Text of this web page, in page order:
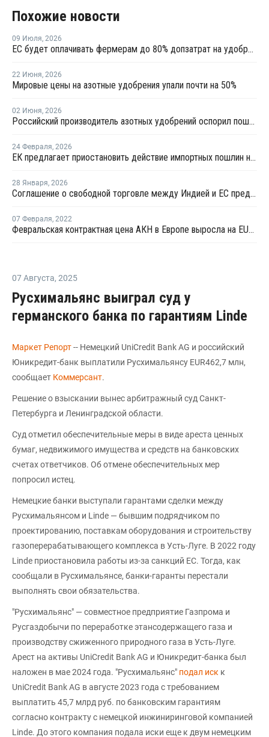
Похожие новости
09 Июля, 2026
ЕС будет оплачивать фермерам до 80% допзатрат на удобрения
22 Июня, 2026
Мировые цены на азотные удобрения упали почти на 50%
02 Июня, 2026
Российский производитель азотных удобрений оспорил пошлины Еврокомиссии
24 Февраля, 2026
ЕК предлагает приостановить действие импортных пошлин на аммиак и большинство азотных удобрений
28 Января, 2026
Соглашение о свободной торговле между Индией и ЕС предусматривает снижение тарифов на 90% товаров
07 Февраля, 2022
Февральская контрактная цена АКН в Европе выросла на EUR115 за тонну
07 Августа, 2025
Русхимальянс выиграл суд у
германского банка по гарантиям Linde
Маркет Репорт-- Немецкий UniCredit Bank AG и российский
Юникредит-банк выплатили Русхимальянсу EUR462,7 млн,
сообщает Коммерсант.
Решение о взыскании вынес арбитражный суд Санкт-
Петербурга и Ленинградской области.
Суд отметил обеспечительные меры в виде ареста ценных
бумаг, недвижимого имущества и средств на банковских
счетах ответчиков. Об отмене обеспечительных мер
попросил истец.
Немецкие банки выступали гарантами сделки между
Русхимальянсом и Linde — бывшим подрядчиком по
проектированию, поставкам оборудования и строительству
газоперерабатывающего комплекса в Усть-Луге. В 2022 году
Linde приостановила работы из-за санкций ЕС. Тогда, как
сообщали в Русхимальянсе, банки-гаранты перестали
выполнять свои обязательства.
"Русхимальянс" — совместное предприятие Газпрома и
Русгаздобычи по переработке этансодержащего газа и
производству сжиженного природного газа в Усть-Луге.
Арест на активы UniCredit Bank AG и Юникредит-банка был
наложен в мае 2024 года. "Русхимальянс" подал иск к
UniCredit Bank AG в августе 2023 года с требованием
выплатить 45,7 млрд руб. по банковским гарантиям
согласно контракту с немецкой инжиниринговой компанией
Linde. До этого компания подала иски еще к двум немецким